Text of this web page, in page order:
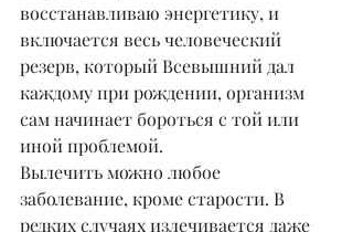
восстанавливаю энергетику, и
включается весь человеческий
резерв, который Всевышний дал
каждому при рождении, организм
сам начинает бороться с той или
иной проблемой.
Вылечить можно любое
заболевание, кроме старости. В
редких случаях излечивается даже